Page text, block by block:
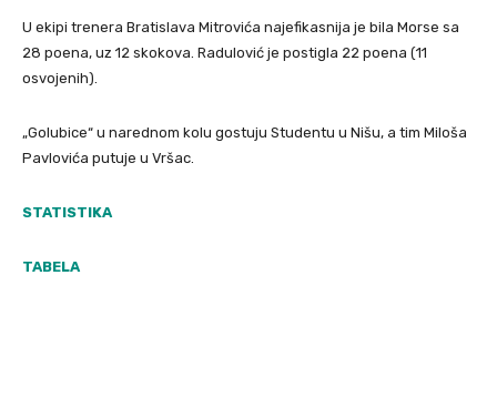
U ekipi trenera Bratislava Mitrovića najefikasnija je bila Morse sa
28 poena, uz 12 skokova. Radulović je postigla 22 poena (11
osvojenih).
„Golubice“ u narednom kolu gostuju Studentu u Nišu, a tim Miloša
Pavlovića putuje u Vršac.
STATISTIKA
TABELA